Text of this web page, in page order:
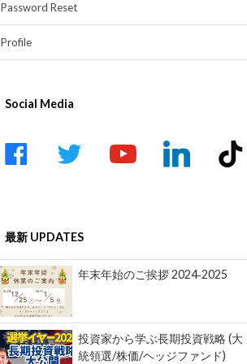
Password Reset
Profile
Social Media
play
linkedin tiktok
最新 UPDATES
年末年始のご挨拶 2024‐2025
投資家から学ぶ長期投資戦略 (大
統領選/株価/ヘッジファンド)